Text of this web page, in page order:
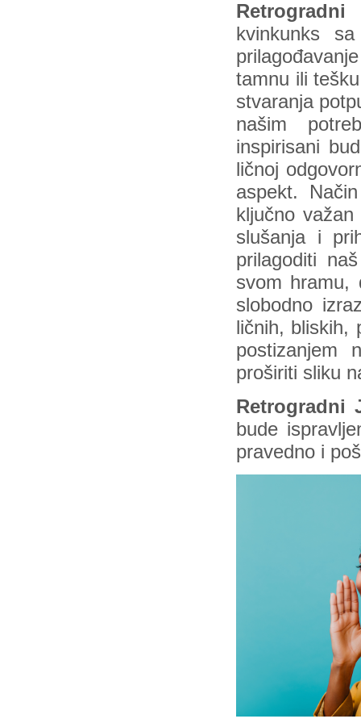
kvinkunks
tamnu ili
stvaranja
našim
inspirisani
ličnoj
aspekt.
ključno
slušanja i
prilagoditi
svom hramu,
slobodno
ličnih, bliskih,
postizanjem
proširiti sliku
Retrogradni
bude
pravedno i